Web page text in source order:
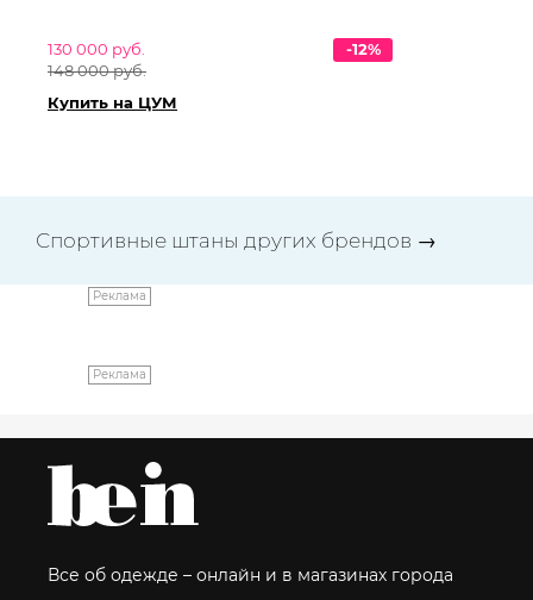
130 000 руб.
148 000 руб.
-12%
Купить на ЦУМ
Спортивные штаны других брендов →
Реклама
Реклама
Все об одежде – онлайн и в магазинах города